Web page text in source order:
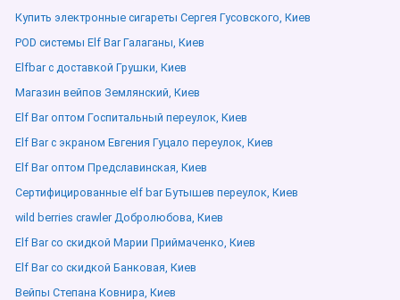
Купить электронные сигареты Сергея Гусовского, Киев
POD системы Elf Bar Галаганы, Киев
Elfbar с доставкой Грушки, Киев
Магазин вейпов Землянский, Киев
Elf Bar оптом Госпитальный переулок, Киев
Elf Bar с экраном Евгения Гуцало переулок, Киев
Elf Bar оптом Предславинская, Киев
Сертифицированные elf bar Бутышев переулок, Киев
wild berries crawler Добролюбова, Киев
Elf Bar со скидкой Марии Приймаченко, Киев
Elf Bar со скидкой Банковая, Киев
Вейпы Степана Ковнира, Киев